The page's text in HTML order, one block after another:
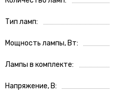
Тип ламп
Мощность лампы, Вт
Лампы в комплекте
Напряжение, В